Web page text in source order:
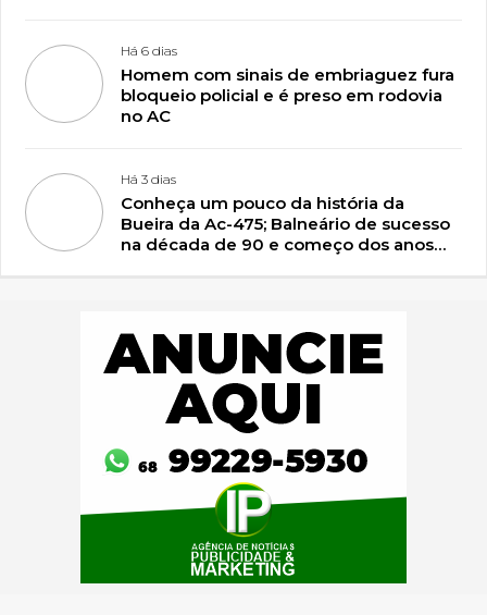
Há 6 dias
Homem com sinais de embriaguez fura
bloqueio policial e é preso em rodovia
no AC
Há 3 dias
Conheça um pouco da história da
Bueira da Ac-475; Balneário de sucesso
na década de 90 e começo dos anos